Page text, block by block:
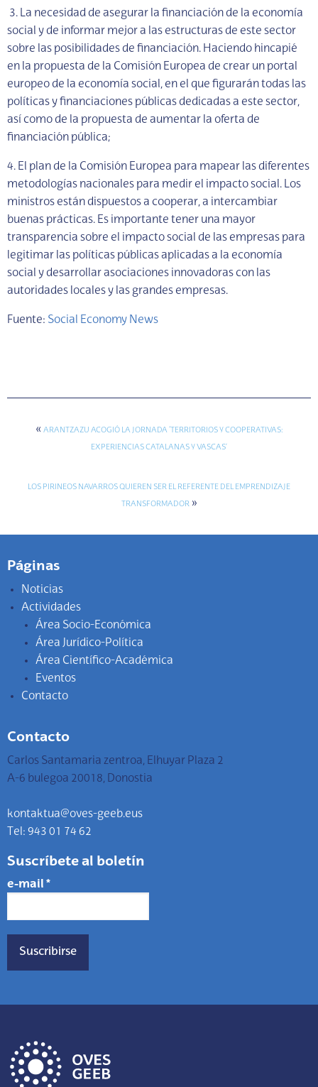
3. La necesidad de asegurar la financiación de la economía
social y de informar mejor a las estructuras de este sector
sobre las posibilidades de financiación. Haciendo hincapié
en la propuesta de la Comisión Europea de crear un portal
europeo de la economía social, en el que figurarán todas las
políticas y financiaciones públicas dedicadas a este sector,
así como de la propuesta de aumentar la oferta de
financiación pública;
4. El plan de la Comisión Europea para mapear las diferentes
metodologías nacionales para medir el impacto social. Los
ministros están dispuestos a cooperar, a intercambiar
buenas prácticas. Es importante tener una mayor
transparencia sobre el impacto social de las empresas para
legitimar las políticas públicas aplicadas a la economía
social y desarrollar asociaciones innovadoras con las
autoridades locales y las grandes empresas.
Fuente: Social Economy News
« ARANTZAZU ACOGIÓ LA JORNADA ‘TERRITORIOS Y COOPERATIVAS:
EXPERIENCIAS CATALANAS Y VASCAS’
LOS PIRINEOS NAVARROS QUIEREN SER EL REFERENTE DEL EMPRENDIZAJE
TRANSFORMADOR»
Páginas
Noticias
Actividades
Área Socio-Económica
Área Jurídico-Política
Área Científico-Académica
Eventos
Contacto
Contacto
Carlos Santamaria zentroa, Elhuyar Plaza 2
A-6 bulegoa 20018, Donostia
kontaktua@oves-geeb.eus
Tel: 943 01 74 62
Suscríbete al boletín
e-mail *